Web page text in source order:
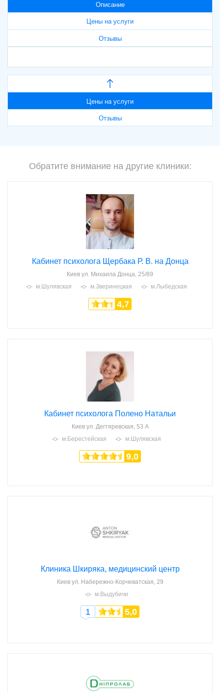
Описание
Цены на услуги
Отзывы
Цены на услуги
Отзывы
Обратите внимание на другие клиники:
Кабинет психолога Щербака Р. В. на Донца
Киев ул. Михаила Донца, 25/89
м.Шулявская
м.Зверинецкая м.Лыбедская
4,7
Кабинет психолога Полено Натальи
Киев ул. Дегтяревская, 53 А
м.Берестейская
м.Шулявская
9,0
Клиника Шкиряка, медицинский центр
Киев ул. Набережно-Корчеватская, 29
м.Выдубичи
1 5,0